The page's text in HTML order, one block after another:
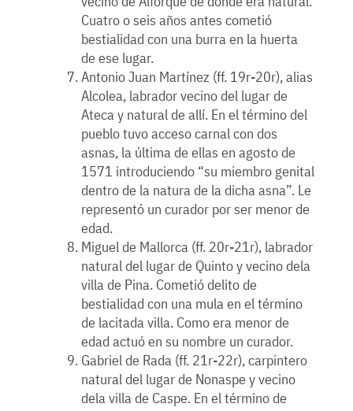
Cuatro o seis años antes cometió
bestialidad con una burra en la huerta
de ese lugar.
Antonio Juan Martínez (ff. 19r-20r), alias
Alcolea, labrador vecino del lugar de
Ateca y natural de allí. En el término del
pueblo tuvo acceso carnal con dos
asnas, la última de ellas en agosto de
1571 introduciendo “su miembro genital
dentro de la natura de la dicha asna”. Le
representó un curador por ser menor de
edad.
Miguel de Mallorca (ff. 20r-21r), labrador
natural del lugar de Quinto y vecino dela
villa de Pina. Cometió delito de
bestialidad con una mula en el término
de lacitada villa. Como era menor de
edad actuó en su nombre un curador.
Gabriel de Rada (ff. 21r-22r), carpintero
natural del lugar de Nonaspe y vecino
dela villa de Caspe. En el término de